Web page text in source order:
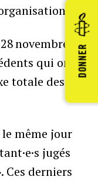
DONNER
novembre
qui ont
totale des
même jour
jugés
Ces derniers